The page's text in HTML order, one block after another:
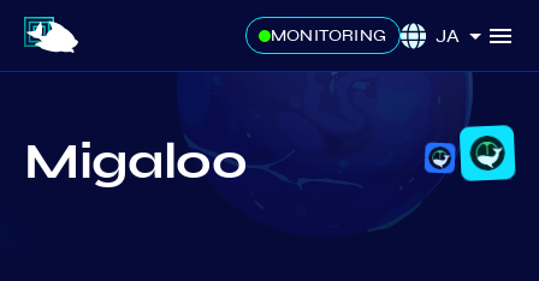
MONITORING JA
Migaloo